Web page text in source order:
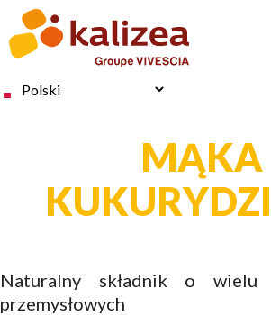
Przejdź
treści
Select
MĄKA
Naturalny składnik o wielu
przemysłowych